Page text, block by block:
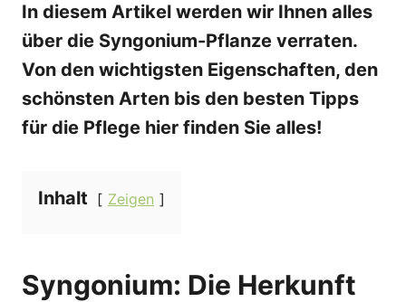
In diesem Artikel werden wir Ihnen alles
über die Syngonium-Pflanze verraten.
Von den wichtigsten Eigenschaften, den
schönsten Arten bis den besten Tipps
für die Pflege hier finden Sie alles!
Inhalt Zeigen
Syngonium: Die Herkunft